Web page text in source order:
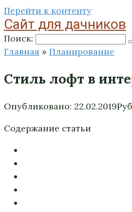
Перейти к контенту
Сайт для дачников
Поиск:
Главная » Планирование
Стиль лофт в
Опубликовано: 22.02.2019
Содержание статьи